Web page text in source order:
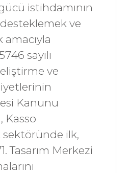
istihdamının
desteklemek ve
sayılı
ve
Kanunu
Kasso
ilk,
Tasarım Merkezi